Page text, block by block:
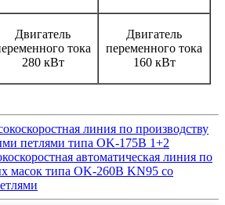
Двигатель
тока
280 кВт
Двигатель
переменного тока
160 кВт
линия по производству
петлями типа OK-175B 1+2
автоматическая линия по
масок типа OK-260B KN95 со